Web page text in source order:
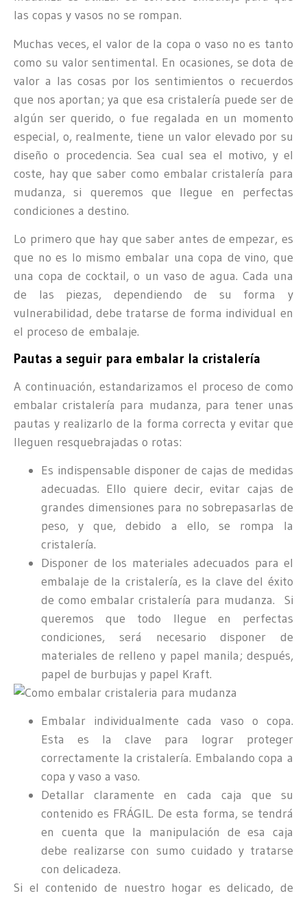
las copas y vasos no se rompan.
Muchas veces, el valor de la copa o vaso no es tanto
como su valor sentimental. En ocasiones, se dota de
valor a las cosas por los sentimientos o recuerdos
que nos aportan; ya que esa cristalería puede ser de
algún ser querido, o fue regalada en un momento
especial, o, realmente, tiene un valor elevado por su
diseño o procedencia. Sea cual sea el motivo, y el
coste, hay que saber como embalar cristalería para
mudanza, si queremos que llegue en perfectas
condiciones a destino.
Lo primero que hay que saber antes de empezar, es
que no es lo mismo embalar una copa de vino, que
una copa de cocktail, o un vaso de agua. Cada una
de las piezas, dependiendo de su forma y
vulnerabilidad, debe tratarse de forma individual en
el proceso de embalaje.
Pautas a seguir para embalar la cristalería
A continuación, estandarizamos el proceso de como
embalar cristalería para mudanza, para tener unas
pautas y realizarlo de la forma correcta y evitar que
lleguen resquebrajadas o rotas:
Es indispensable disponer de cajas de medidas
adecuadas. Ello quiere decir, evitar cajas de
grandes dimensiones para no sobrepasarlas de
peso, y que, debido a ello, se rompa la
cristalería.
Disponer de los materiales adecuados para el
embalaje de la cristalería, es la clave del éxito
de como embalar cristalería para mudanza. Si
queremos que todo llegue en perfectas
condiciones, será necesario disponer de
materiales de relleno y papel manila; después,
papel de burbujas y papel Kraft.
Embalar individualmente cada vaso o copa.
Esta es la clave para lograr proteger
correctamente la cristalería. Embalando copa a
copa y vaso a vaso.
Detallar claramente en cada caja que su
contenido es FRÁGIL. De esta forma, se tendrá
en cuenta que la manipulación de esa caja
debe realizarse con sumo cuidado y tratarse
con delicadeza.
Si el contenido de nuestro hogar es delicado, de